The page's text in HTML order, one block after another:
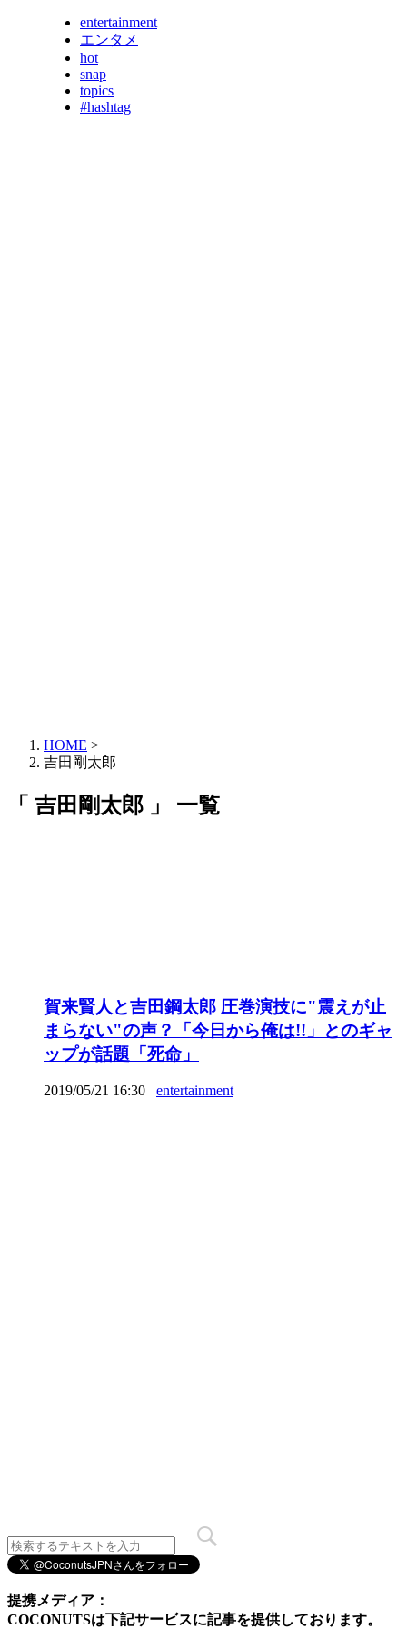
entertainment
エンタメ
hot
snap
topics
#hashtag
HOME >
吉田剛太郎
「 吉田剛太郎 」 一覧
賀来賢人と吉田鋼太郎 圧巻演技に"震えが止
まらない"の声？「今日から俺は!!」とのギャ
ップが話題「死命」
2019/05/21 16:30 entertainment
提携メディア：
COCONUTSは下記サービスに記事を提供しております。